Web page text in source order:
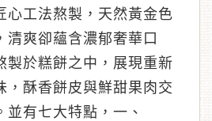
心工法熬製，天然黃金色
清爽卻蘊含濃郁奢華口
製於糕餅之中，展現重新
，酥香餅皮與鮮甜果肉交
並有七大特點，一、